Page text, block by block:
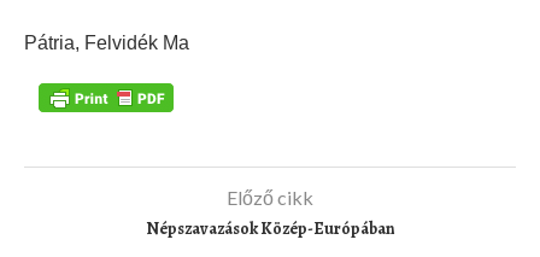
Pátria, Felvidék Ma
Előző cikk
Népszavazások Közép-Európában